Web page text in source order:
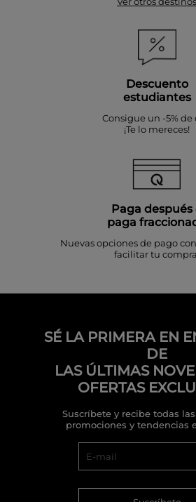
Descuento
estudiantes
Consigue un -5% de
¡Te lo mereces!
Paga después
paga
Nuevas opciones de pago
facilitar tu
SÉ LA PRIMERA EN
DE
LAS ÚLTIMAS
OFERTAS
Suscríbete y recibe todas
promociones y tendencias